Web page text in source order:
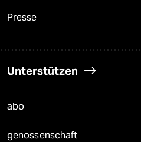
Presse
Unterstützen
abo
genossenschaft